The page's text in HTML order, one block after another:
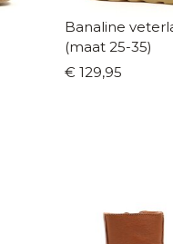
Banaline
(maat 25-35)
€ 129,95